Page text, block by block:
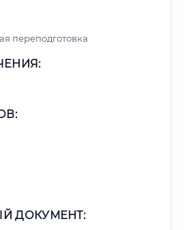
переподготовка
ДОКУМЕНТ: